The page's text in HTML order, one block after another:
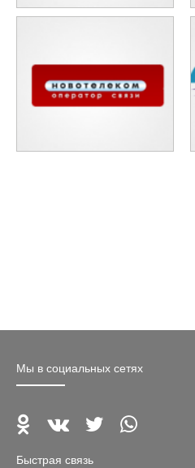
Мы в социальных сетях
Быстрая связь